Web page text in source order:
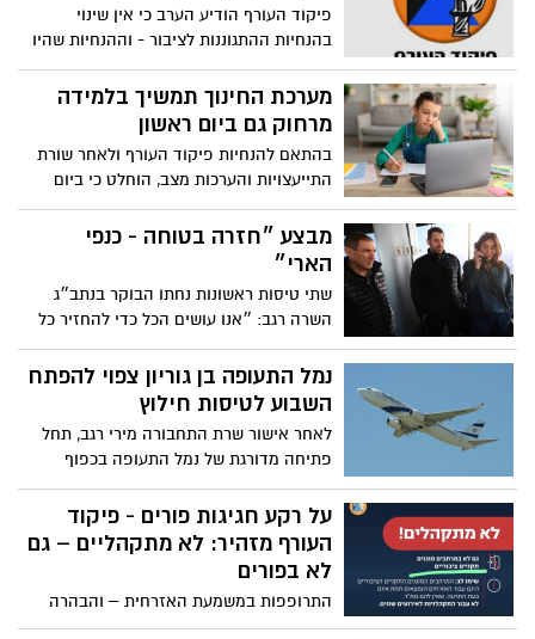
פיקוד העורף הודיע הערב כי אין שינוי
בהנחיות ההתגוננות לציבור - וההנחיות שהיו
תקפות עד מוצ״ש יימשכו
מערכת החינוך תמשיך בלמידה
מרחוק גם ביום ראשון
בהתאם להנחיות פיקוד העורף ולאחר שורת
התייעצויות והערכות מצב, הוחלט כי ביום
ראשון (8.3) תמשיך מערכת החינוך לפעול
במתכונת של למידה מרחוק בכל מוסדות
החינוך.
מבצע ״חזרה בטוחה - כנפי
הארי״
שתי טיסות ראשונות נחתו הבוקר בנתב״ג
השרה רגב: ״אנו עושים הכל כדי להחזיר כל
ישראלי הביתה בבטחה. מבצע ״כנפי הארי״
הוא הוכחה לערבות ההדדית שלנו וליכולת
לפעול במהירות גם בימים מורכבים״
נמל התעופה בן גוריון צפוי להפתח
השבוע לטיסות חילוץ
לאחר אישור שרת התחבורה מירי רגב, תחל
פתיחה מדורגת של נמל התעופה בכפוף
להנחיות – אל על נערכת למבצע השבת
ישראלים מחו״ל, והשיבוצים לטיסות יחלו כבר
הערב
על רקע חגיגות פורים - פיקוד
העורף מזהיר: לא מתקהליים – גם
לא בפורים
התרופפות במשמעת האזרחית – והבהרה
חד-משמעית של פיקוד העורף: גם ממ״ד אינו